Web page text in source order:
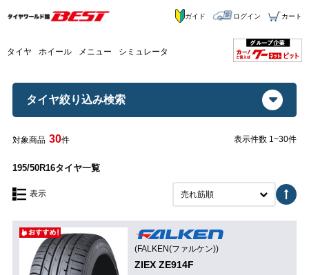
タイヤ ホイール メニュー シミュレータ
ガイド ログイン カート
タイヤ絞り込み検索
対象商品 30件 表示件数 1~30件
195/50R16タイヤ一覧
表示 売れ筋順
(FALKEN(ファルケン))
ZIEX ZE914F